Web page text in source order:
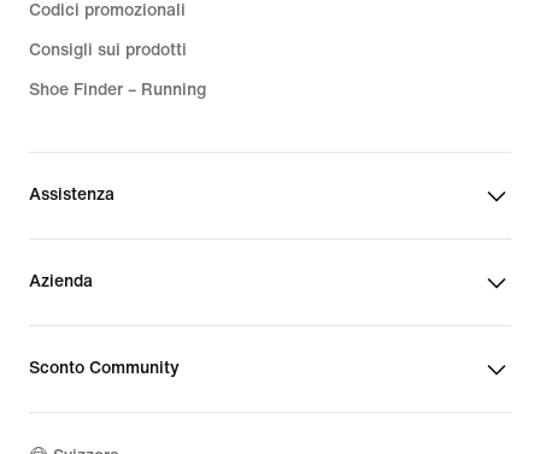
Codici promozionali
Consigli sui prodotti
Shoe Finder – Running
Assistenza
Azienda
Sconto Community